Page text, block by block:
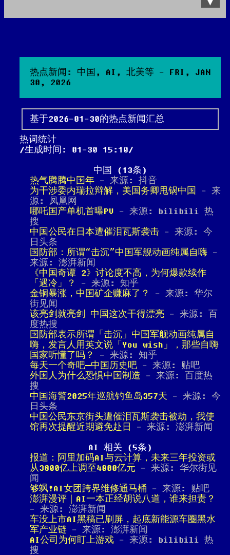
热点新闻: 中国, AI, 北美等 - FRI, JAN
30, 2026
基于2026-01-30的热点新闻汇总
热词统计
生成时间: 01-30 15:10
中国 (13条)
热气腾腾中国年 - 来源: 抖音
为干涉委内瑞拉辩解，美国务卿甩锅中国
- 来
源: 凤凰网
哪吒国产单机首曝PV - 来源: bilibili 热
搜
中国公民在日本遭催泪瓦斯袭击 - 来源: 今
日头条
国防部：所谓“击沉”中国军舰动画纯属自嗨 -
来源: 澎湃新闻
《中国奇谭 2》讨论度不高，为何爆款续作
「遇冷」？
- 来源: 知乎
金铜暴涨，中国矿企赚麻了？
- 来源: 华尔
街见闻
该亮剑就亮剑 中国这次干得漂亮 - 来源: 百
度热搜
国防部表示所谓「击沉」中国军舰动画纯属自
嗨，发言人用英文说「You wish」，那些自嗨
国家听懂了吗？
- 来源: 知乎
每天一个奇吧—中国历史吧 - 来源: 贴吧
外国人为什么恐惧中国制造 - 来源: 百度热
搜
中国海警2025年巡航钓鱼岛357天 - 来源: 今
日头条
中国公民东京街头遭催泪瓦斯袭击被劫，我使
馆再次提醒近期避免赴日
- 来源: 澎湃新闻
AI 相关 (5条)
报道：阿里加码AI与云计算，未来三年投资或
从3800亿上调至4800亿元 - 来源: 华尔街见
闻
够飒!AI女团跨界维修通马桶 - 来源: 贴吧
澎湃漫评｜AI一本正经胡说八道，谁来担责？
- 来源: 澎湃新闻
车没上市AI黑稿已刷屏，起底新能源车圈黑水
军产业链 - 来源: 澎湃新闻
AI公司为何盯上游戏 - 来源: bilibili 热
搜